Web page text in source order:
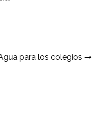
para los colegios